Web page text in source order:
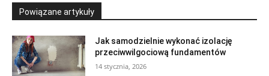
Powiązane artykuły
Jak samodzielnie wykonać izolację
przeciwwilgociową fundamentów
14 stycznia, 2026